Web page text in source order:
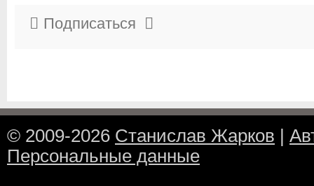
Подписаться
© 2009-2026 Станислав Жарков
Персональные данные